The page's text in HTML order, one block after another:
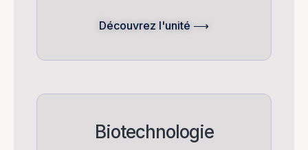
Découvrez l'unité ⟶
Biotechnologie